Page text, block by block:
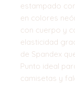
estampado
en colores
con cuerpo y
elasticidad
de Spandex
Punto ideal
camisetas y